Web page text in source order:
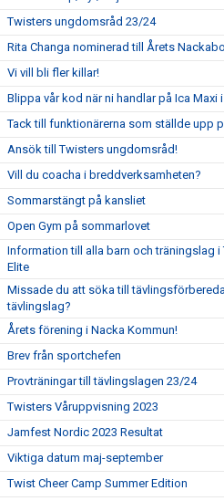
Twisters ungdomsråd 23/24
Rita Changa nominerad till Årets
Vi vill bli fler killar!
Blippa vår kod när ni handlar på Ica Maxi
Tack till funktionärerna som ställde upp
Ansök till Twisters ungdomsråd!
Vill du coacha i breddverksamheten?
Sommarstängt på kansliet
Open Gym på sommarlovet
Information till alla barn och träningslag i
Elite
Missade du att söka till
tävlingslag?
Årets förening i Nacka Kommun!
Brev från sportchefen
Provträningar till tävlingslagen 23/24
Twisters Våruppvisning 2023
Jamfest Nordic 2023 Resultat
Viktiga datum maj-september
Twist Cheer Camp Summer Edition